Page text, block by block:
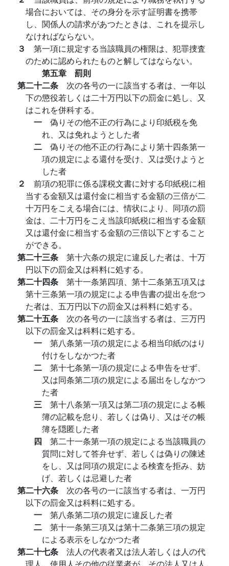
場合においては、その身分を示す証明書を携帯
し、関係人の請求があつたときは、これを提示し
なければならない。
３ 第一項に規定する当該職員の権限は、犯罪捜査
のために認められたものと解してはならない。
第五章 罰則
第二十二条 次の各号の一に該当する者は、一年以
下の懲役若しくは二十万円以下の罰金に処し、又
はこれを併科する。
一 偽りその他不正の行為により印紙税を免
れ、又は免れようとした者
二 偽りその他不正の行為により第十四条第一
項の規定による還付を受け、又は受けようと
した者
２ 前項の犯罪に係る課税文書に対する印紙税に相
当する金額又は還付金に相当する金額の三倍が二
十万円をこえる場合には、情状により、同項の罰
金は、二十万円をこえ当該印紙税に相当する金額
又は還付金に相当する金額の三倍以下とすること
ができる。
第二十三条 第十六条の規定に違反した者は、十万
円以下の罰金又は科料に処する。
第二十四条 第十一条第四項、第十二条第五項又は
第十三条第一項の規定による申告書の提出を怠つ
た者は、五万円以下の罰金又は科料に処する。
第二十五条 次の各号の一に該当する者は、三万円
以下の罰金又は科料に処する。
一 第八条第一項の規定による相当印紙のはり
付けをしなかつた者
二 第十七条第一項の規定による申告をせず、
又は同条第二項の規定による届出をしなかつ
た者
三 第十八条第一項又は第二項の規定による帳
簿の記載を怠り、若しくは偽り、又はその帳
簿を隠匿した者
四 第二十一条第一項の規定による当該職員の
質問に対して答弁せず、若しくは偽りの陳述
をし、又は同項の規定による検査を拒み、妨
げ、若しくは忌避した者
第二十六条 次の各号の一に該当する者は、一万円
以下の罰金又は科料に処する。
一 第八条第二項の規定に違反した者
二 第十一条第三項又は第十二条第三項の規定
による表示をしなかつた者
第二十七条 法人の代表者又は法人若しくは人の代